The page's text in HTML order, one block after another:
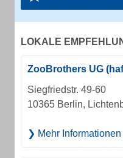
LOKALE
ZooBrothers UG
Siegfriedstr. 49-60
10365 Berlin,
Mehr Informationen